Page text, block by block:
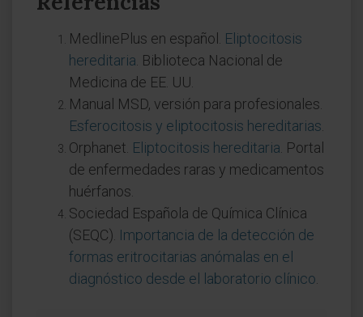
MedlinePlus en español. Eliptocitosis
hereditaria . Biblioteca Nacional de
Medicina de EE. UU.
Manual MSD, versión para profesionales.
Esferocitosis y eliptocitosis hereditarias
Orphanet. Eliptocitosis hereditaria . Portal
de enfermedades raras y medicamentos
huérfanos.
Sociedad Española de Química Clínica
(SEQC). Importancia de la detección de
formas eritrocitarias anómalas en el
diagnóstico desde el laboratorio clínico